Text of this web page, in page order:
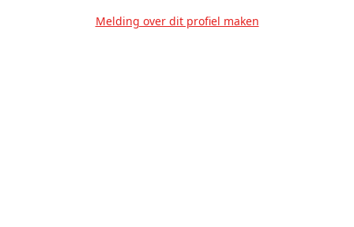
Melding over dit profiel maken